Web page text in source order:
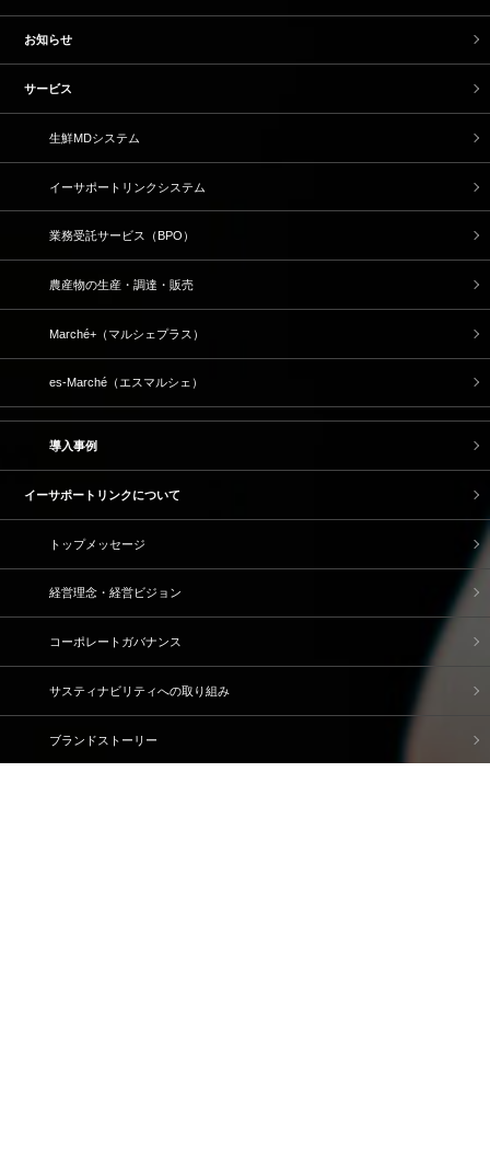
お知らせ
サービス
生鮮MDシステム
イーサポートリンクシステム
業務受託サービス（BPO）
農産物の生産・調達・販売
Marché+（マルシェプラス）
es-Marché（エスマルシェ）
導入事例
イーサポートリンクについて
トップメッセージ
経営理念・経営ビジョン
コーポレートガバナンス
サスティナビリティへの取り組み
ブランドストーリー